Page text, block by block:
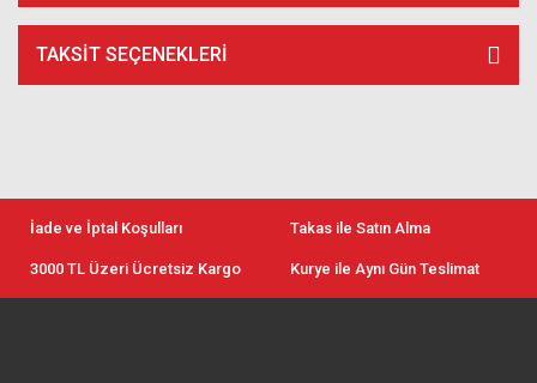
TAKSIT SEÇENEKLERI
İade ve İptal Koşulları Takas ile Satın Alma
3000 TL Üzeri Ücretsiz Kargo Kurye ile Aynı Gün Teslimat